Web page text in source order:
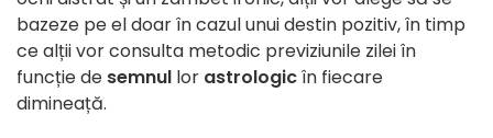
bazeze pe el doar în cazul unui destin pozitiv, în timp
ce alții vor consulta metodic previziunile zilei în
funcție de semnul lor astrologicîn fiecare
dimineață.